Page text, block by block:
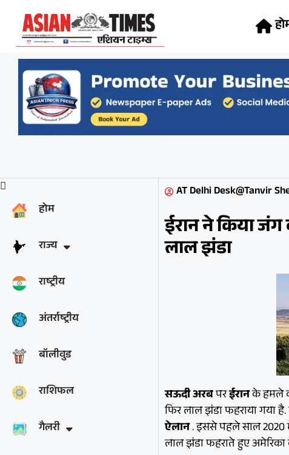
होम
राज्य
राष्ट्रीय
अंतर्राष्ट्रीय
बॉलीवुड
राशिफल
गैलरी
AT Delhi Desk@Tanvir
ईरान ने किया
लाल झंडा
सऊदी अरबपरईरानके हमले
फिर लाल झंडा फहराया गया
ऐलान. इससे पहले साल 2020
लाल झंडा फहराते हुए